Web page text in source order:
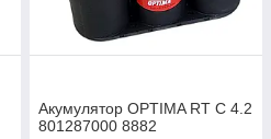
Акумулятор OPTIMA RT C 4.2
801287000 8882